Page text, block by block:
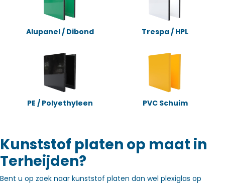
Alupanel / Dibond Trespa / HPL
PE / Polyethyleen PVC Schuim
Kunststof platen op maat in
Terheijden?
Bent u op zoek naar kunststof platen dan wel plexiglas op